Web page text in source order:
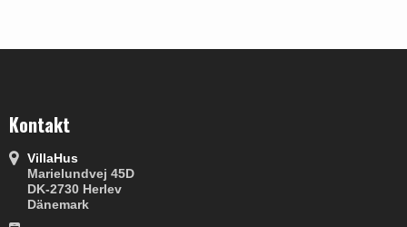
Kontakt
VillaHus
Marielundvej 45D
DK-2730 Herlev
Dänemark